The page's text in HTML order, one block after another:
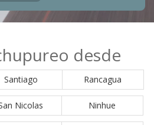
desde
Santiago Rancagua
Nicolas Ninhue